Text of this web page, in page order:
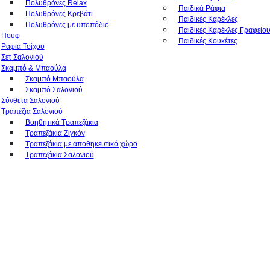
Πολυθρόνες Relax
Πολυθρόνες Κρεβάτι
Πολυθρόνες με υποπόδιο
Πουφ
Ράφια Τοίχου
Σετ Σαλονιού
Σκαμπό & Μπαούλα
Σκαμπό Μπαούλα
Σκαμπό Σαλονιού
Σύνθετα Σαλονιού
Τραπέζια Σαλονιού
Βοηθητικά Τραπεζάκια
Τραπεζάκια Ζιγκόν
Τραπεζάκια με αποθηκευτικό χώρο
Τραπεζάκια Σαλονιού
Παιδικά Ράφια
Παιδικές Καρέκλες
Παιδικές Καρέκλες Γραφείου
Παιδικές Κουκέτες